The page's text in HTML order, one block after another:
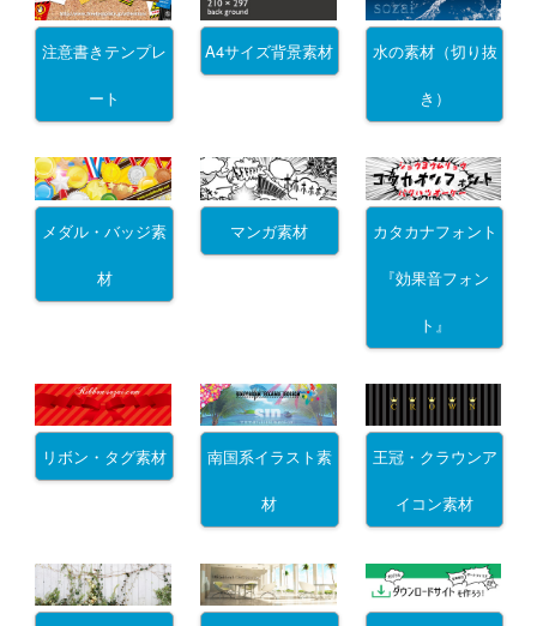
注意書きテンプレ
ート
A4サイズ背景素材 水の素材（切り抜
き）
メダル・バッジ素
材
マンガ素材 カタカナフォント
『効果音フォン
ト』
リボン・タグ素材 南国系イラスト素
材
王冠・クラウンア
イコン素材